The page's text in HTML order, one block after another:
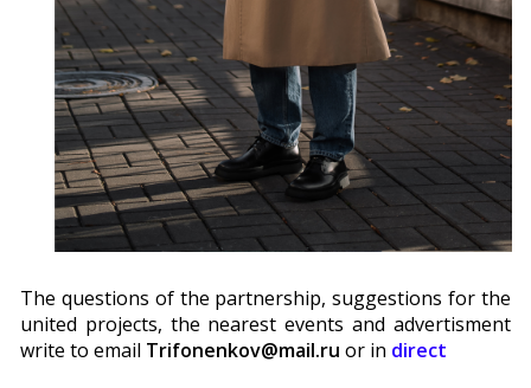
The questions of the partnership, suggestions for the
united projects, the nearest events and advertisment
write to email Trifonenkov@mail.ru or in direct